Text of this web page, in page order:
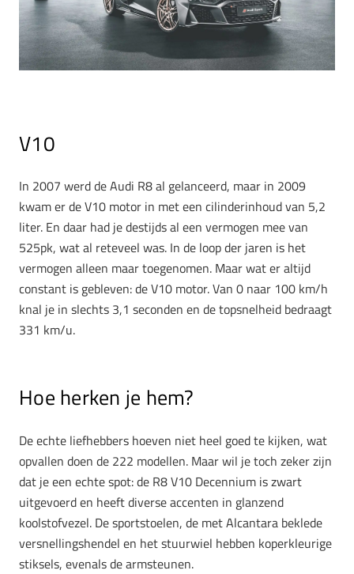
V10
In 2007 werd de Audi R8 al gelanceerd, maar in 2009
kwam er de V10 motor in met een cilinderinhoud van 5,2
liter. En daar had je destijds al een vermogen mee van
525pk, wat al reteveel was. In de loop der jaren is het
vermogen alleen maar toegenomen. Maar wat er altijd
constant is gebleven: de V10 motor. Van 0 naar 100 km/h
knal je in slechts 3,1 seconden en de topsnelheid bedraagt
331 km/u.
Hoe herken je hem?
De echte liefhebbers hoeven niet heel goed te kijken, wat
opvallen doen de 222 modellen. Maar wil je toch zeker zijn
dat je een echte spot: de R8 V10 Decennium is zwart
uitgevoerd en heeft diverse accenten in glanzend
koolstofvezel. De sportstoelen, de met Alcantara beklede
versnellingshendel en het stuurwiel hebben koperkleurige
stiksels, evenals de armsteunen.